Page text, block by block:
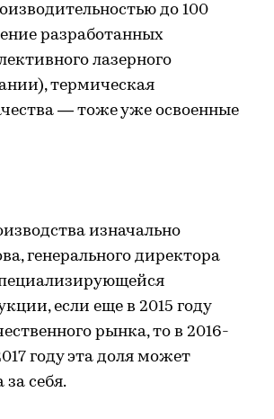
до 100
разработанных
лазерного
термическая
— тоже уже освоенные
изначально
генерального директора
если еще в 2015 году
рынка, то в 2016-
году эта доля может
себя.